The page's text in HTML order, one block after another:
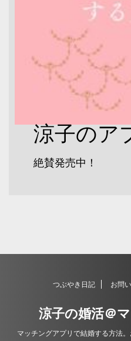
涼子のア
絶賛発売中！
つぶやき日記 お問
涼子の婚活＠
マッチングアプリで結婚する方法